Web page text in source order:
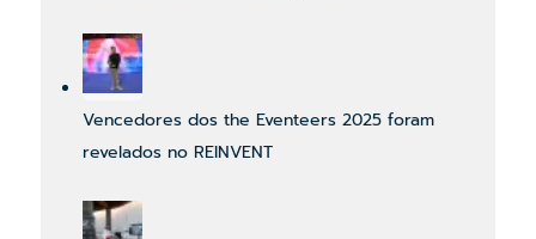
Vencedores dos the Eventeers 2025 foram
revelados no REINVENT